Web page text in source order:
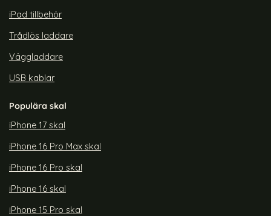
iPad tillbehör
Trådlös laddare
Väggladdare
USB kablar
Populära skal
iPhone 17 skal
iPhone 16 Pro Max skal
iPhone 16 Pro skal
iPhone 16 skal
iPhone 15 Pro skal